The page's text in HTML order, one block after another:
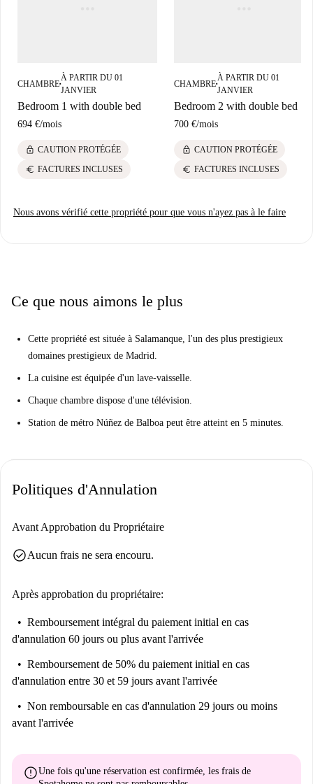
CHAMBRE■
À PARTIR DU 01
JANVIER
Bedroom 1 with double bed
694 €/mois
lock CAUTION PROTÉGÉE
euro FACTURES INCLUSES
CHAMBRE■
À PARTIR DU 01
JANVIER
Bedroom 2 with double bed
700 €/mois
lock CAUTION PROTÉGÉE
euro FACTURES INCLUSES
Nous avons vérifié cette propriété pour que vous n'ayez pas à le faire
Ce que nous aimons le plus
Cette propriété est située à Salamanque, l'un des plus prestigieux
domaines prestigieux de Madrid.
La cuisine est équipée d'un lave-vaisselle.
Chaque chambre dispose d'une télévision.
Station de métro Núñez de Balboa peut être atteint en 5 minutes.
Politiques d'Annulation
Avant Approbation du Propriétaire
check_circleAucun frais ne sera encouru.
Après approbation du propriétaire:
Remboursement intégral du paiement initial en cas
d'annulation 60 jours ou plus avant l'arrivée
Remboursement de 50% du paiement initial en cas
d'annulation entre 30 et 59 jours avant l'arrivée
Non remboursable en cas d'annulation 29 jours ou moins
avant l'arrivée
errorUne fois qu'une réservation est confirmée, les frais de